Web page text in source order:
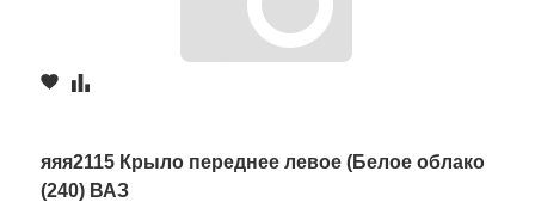
яяя2115 Крыло переднее левое (Белое облако
(240) ВАЗ